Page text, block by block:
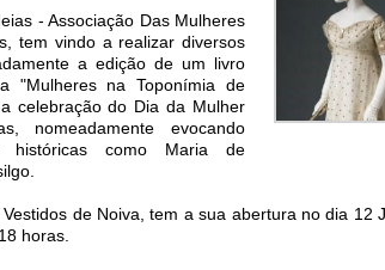
- Associação Das Mulheres
tem vindo a realizar diversos
a edição de um livro
"Mulheres na Toponímia de
celebração do Dia da Mulher
nomeadamente evocando
históricas como Maria de
Vestidos de Noiva, tem a sua abertura no dia
horas.